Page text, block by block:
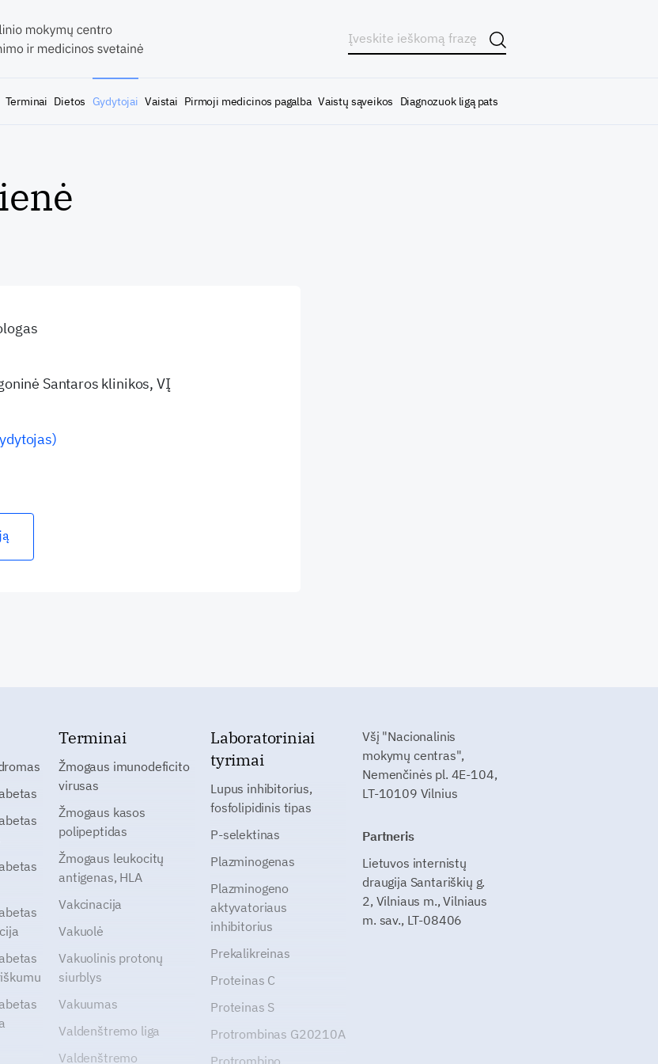
Terminai Dietos Gydytojai Vaistai Pirmoji medicinos pagalba Vaistų sąveikos Diagnozuok ligą pats
Santaros klinikos, VĮ
Terminai
Žmogaus imunodeficito
virusas
Žmogaus kasos
polipeptidas
Žmogaus leukocitų
antigenas, HLA
Vakcinacija
Vakuolė
Vakuolinis protonų
siurblys
Vakuumas
Valdenštremo liga
Valdenštremo
Laboratoriniai
tyrimai
Lupus inhibitorius,
fosfolipidinis tipas
P-selektinas
Plazminogenas
Plazminogeno
aktyvatoriaus
inhibitorius
Prekalikreinas
Proteinas C
Proteinas S
Protrombinas G20210A
Protrombino
Všį "Nacionalinis
mokymų centras",
Nemenčinės pl. 4E-104,
LT-10109 Vilnius
Partneris
Lietuvos internistų
draugija Santariškių g.
2, Vilniaus m., Vilniaus
m. sav., LT-08406